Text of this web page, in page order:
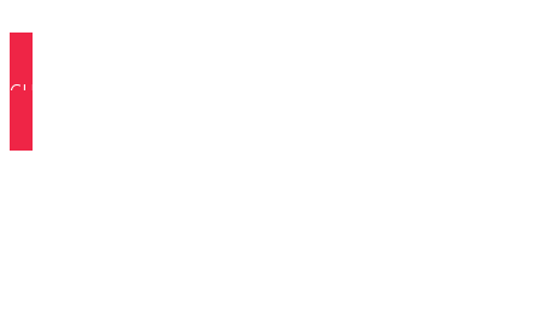
CHCI JÍDELNÍČEK 🙂